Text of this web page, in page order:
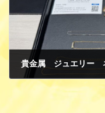
10月 20, 2025